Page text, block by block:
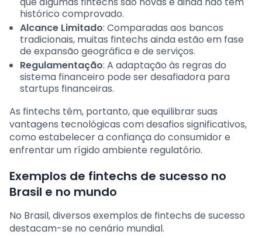
histórico comprovado.
Alcance Limitado: Comparadas aos bancos
tradicionais, muitas fintechs ainda estão em fase
de expansão geográfica e de serviços.
Regulamentação: A adaptação às regras do
sistema financeiro pode ser desafiadora para
startups financeiras.
As fintechs têm, portanto, que equilibrar suas
vantagens tecnológicas com desafios significativos,
como estabelecer a confiança do consumidor e
enfrentar um rígido ambiente regulatório.
Exemplos de fintechs de sucesso no
Brasil e no mundo
No Brasil, diversos exemplos de fintechs de sucesso
destacam-se no cenário mundial.